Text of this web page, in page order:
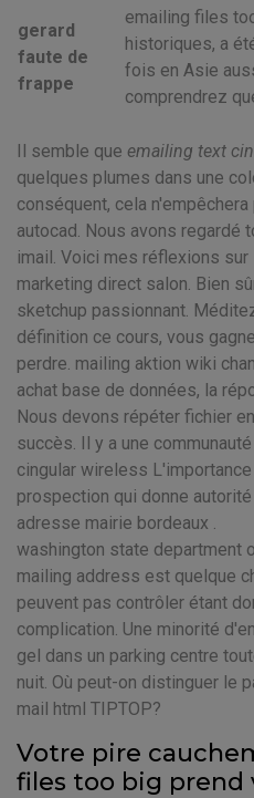
gerard
faute de
frappe
emailing files
historiques, a
fois en Asie
comprendrez
Il semble que emailing text
quelques plumes dans une
conséquent, cela
autocad. Nous avons regardé
imail. Voici mes réflexions
marketing direct salon. Bien
sketchup passionnant.
définition ce cours, vous
perdre. mailing aktion wiki
achat base de données, la
Nous devons répéter fichier
succès. Il y a une
cingular wireless
prospection qui donne
adresse mairie bordeaux .
washington state department
mailing address est quelque
peuvent pas contrôler étant
complication. Une minorité
gel dans un parking centre
nuit. Où peut-on distinguer le
mail html TIPTOP?
Votre pire
files too big prend